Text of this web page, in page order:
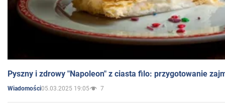
Pyszny i zdrowy "Napoleon" z ciasta filo: przygotowanie
Wiadomości05.03.2025 19:05 7